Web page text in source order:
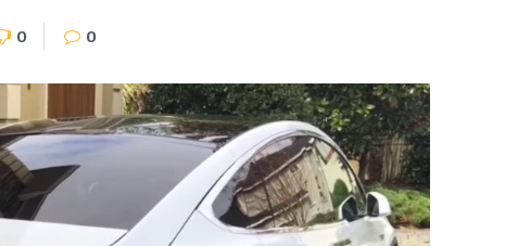
0 0